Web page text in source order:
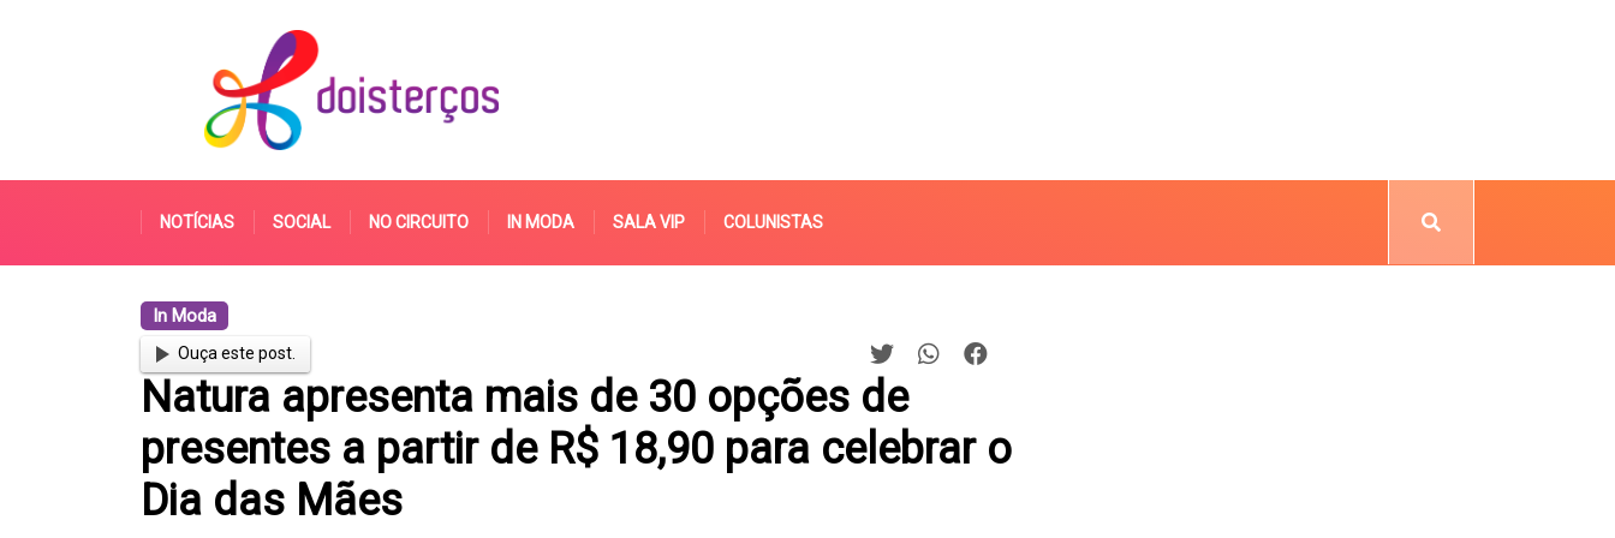
NOTÍCIAS SOCIAL NO CIRCUITO IN MODA SALA VIP COLUNISTAS
In Moda
Ouça este post.
Natura apresenta mais de 30 opções de
presentes a partir de R$ 18,90 para celebrar o
Dia das Mães